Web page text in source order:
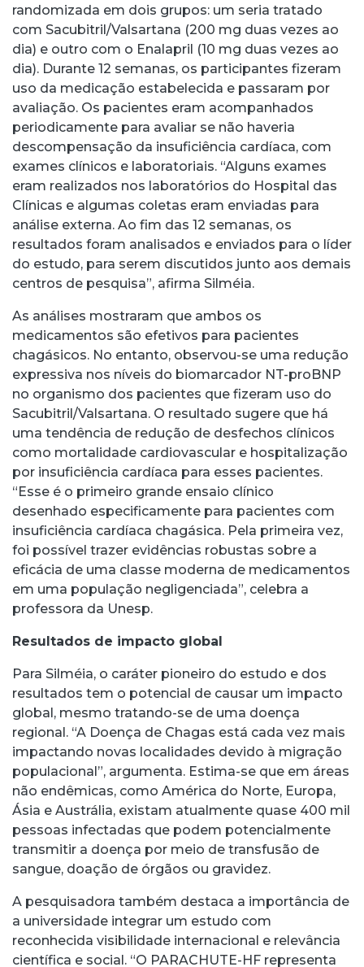
randomizada em dois grupos: um seria tratado
com Sacubitril/Valsartana (200 mg duas vezes ao
dia) e outro com o Enalapril (10 mg duas vezes ao
dia). Durante 12 semanas, os participantes fizeram
uso da medicação estabelecida e passaram por
avaliação. Os pacientes eram acompanhados
periodicamente para avaliar se não haveria
descompensação da insuficiência cardíaca, com
exames clínicos e laboratoriais. “Alguns exames
eram realizados nos laboratórios do Hospital das
Clínicas e algumas coletas eram enviadas para
análise externa. Ao fim das 12 semanas, os
resultados foram analisados e enviados para o líder
do estudo, para serem discutidos junto aos demais
centros de pesquisa”, afirma Silméia.
As análises mostraram que ambos os
medicamentos são efetivos para pacientes
chagásicos. No entanto, observou-se uma redução
expressiva nos níveis do biomarcador NT-proBNP
no organismo dos pacientes que fizeram uso do
Sacubitril/Valsartana. O resultado sugere que há
uma tendência de redução de desfechos clínicos
como mortalidade cardiovascular e hospitalização
por insuficiência cardíaca para esses pacientes.
“Esse é o primeiro grande ensaio clínico
desenhado especificamente para pacientes com
insuficiência cardíaca chagásica. Pela primeira vez,
foi possível trazer evidências robustas sobre a
eficácia de uma classe moderna de medicamentos
em uma população negligenciada”, celebra a
professora da Unesp.
Resultados de impacto global
Para Silméia, o caráter pioneiro do estudo e dos
resultados tem o potencial de causar um impacto
global, mesmo tratando-se de uma doença
regional. “A Doença de Chagas está cada vez mais
impactando novas localidades devido à migração
populacional”, argumenta. Estima-se que em áreas
não endêmicas, como América do Norte, Europa,
Ásia e Austrália, existam atualmente quase 400 mil
pessoas infectadas que podem potencialmente
transmitir a doença por meio de transfusão de
sangue, doação de órgãos ou gravidez.
A pesquisadora também destaca a importância de
a universidade integrar um estudo com
reconhecida visibilidade internacional e relevância
científica e social. “O PARACHUTE-HF representa